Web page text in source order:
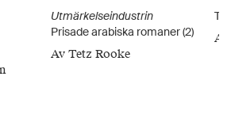
Utmärkelseindustrin
Prisade arabiska romaner (2)
Av Tetz Rooke